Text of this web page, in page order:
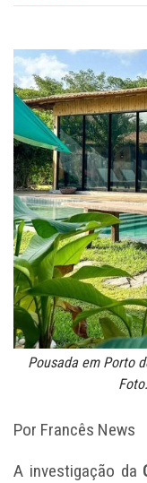
Pousada em Porto
Por Francês News
A investigação da